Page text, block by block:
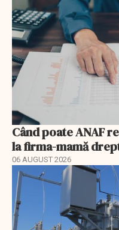
Când poate ANAF
la firma-mamă
06 AUGUST 2026